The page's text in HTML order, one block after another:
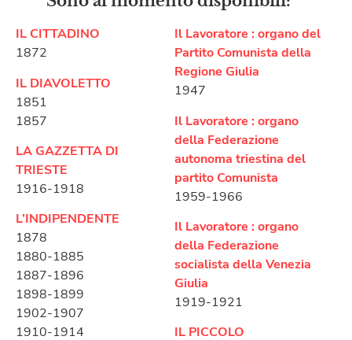
IL CITTADINO
1872
IL DIAVOLETTO
1851
1857
LA GAZZETTA DI
TRIESTE
1916-1918
L’INDIPENDENTE
1878
1880-1885
1887-1896
1898-1899
1902-1907
1910-1914
Il Lavoratore : organo del
Partito Comunista della
Regione Giulia
1947
Il Lavoratore : organo
della Federazione
autonoma triestina del
partito Comunista
1959-1966
Il Lavoratore : organo
della Federazione
socialista della Venezia
Giulia
1919-1921
IL PICCOLO